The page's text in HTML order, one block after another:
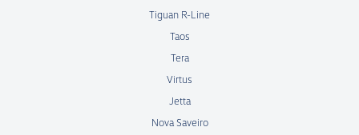
Tiguan R-Line
Taos
Tera
Virtus
Jetta
Nova Saveiro